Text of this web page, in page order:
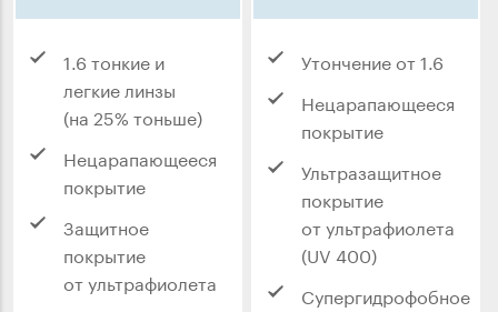
1.6 тонкие и
легкие линзы
(на 25% тоньше)
Нецарапающееся
покрытие
Защитное
покрытие
от ультрафиолета
Утончение от 1.6
Нецарапающееся
покрытие
Ультразащитное
покрытие
от ультрафиолета
(UV 400)
Супергидрофобное